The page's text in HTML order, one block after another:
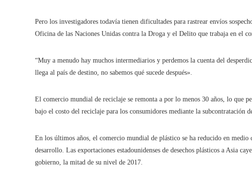
Pero los investigadores todavía tienen dificultades para rastrear envíos
Oficina de las Naciones Unidas contra la Droga y el Delito que trabaja en el
“Muy a menudo hay muchos intermediarios y perdemos la cuenta del
llega al país de destino, no sabemos qué sucede después».
El comercio mundial de reciclaje se remonta a por lo menos 30 años, lo que
bajo el costo del reciclaje para los consumidores mediante la subcontratación
En los últimos años, el comercio mundial de plástico se ha reducido en medio
desarrollo. Las exportaciones estadounidenses de desechos plásticos a Asia
gobierno, la mitad de su nivel de 2017.